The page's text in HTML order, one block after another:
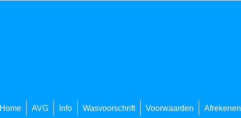
Home AVG Info Wasvoorschrift Voorwaarden Afrekenen